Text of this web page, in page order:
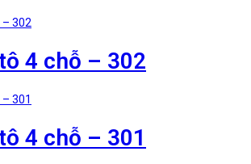
4 chỗ – 302
4 chỗ – 301